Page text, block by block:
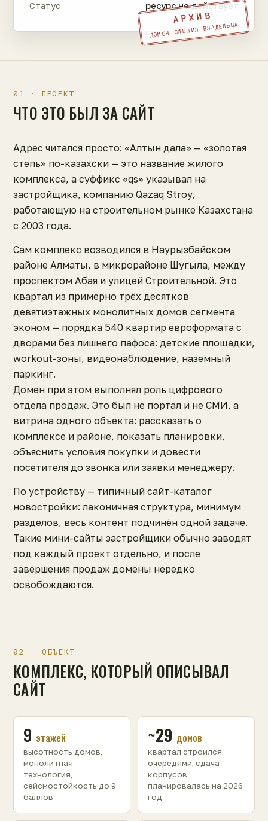
Статус ресурс не действует
АРХИВ
ДОМЕН СМЕНИЛ ВЛАДЕЛЬЦА
01 · ПРОЕКТ
ЧТО ЭТО БЫЛ ЗА САЙТ
Адрес читался просто: «Алтын дала» — «золотая
степь» по-казахски — это название жилого
комплекса, а суффикс «qs» указывал на
застройщика, компанию Qazaq Stroy,
работающую на строительном рынке Казахстана
с 2003 года.
Сам комплекс возводился в Наурызбайском
районе Алматы, в микрорайоне Шугыла, между
проспектом Абая и улицей Строительной. Это
квартал из примерно трёх десятков
девятиэтажных монолитных домов сегмента
эконом — порядка 540 квартир евроформата с
дворами без лишнего пафоса: детские площадки,
workout-зоны, видеонаблюдение, наземный
паркинг.
Домен при этом выполнял роль цифрового
отдела продаж. Это был не портал и не СМИ, а
витрина одного объекта: рассказать о
комплексе и районе, показать планировки,
объяснить условия покупки и довести
посетителя до звонка или заявки менеджеру.
По устройству — типичный сайт-каталог
новостройки: лаконичная структура, минимум
разделов, весь контент подчинён одной задаче.
Такие мини-сайты застройщики обычно заводят
под каждый проект отдельно, и после
завершения продаж домены нередко
освобождаются.
02 · ОБЪЕКТ
КОМПЛЕКС, КОТОРЫЙ ОПИСЫВАЛ
САЙТ
9 этажей
высотность домов,
монолитная
технология,
сейсмостойкость до 9
баллов
~29 домов
квартал строился
очередями, сдача
корпусов
планировалась на 2026
год